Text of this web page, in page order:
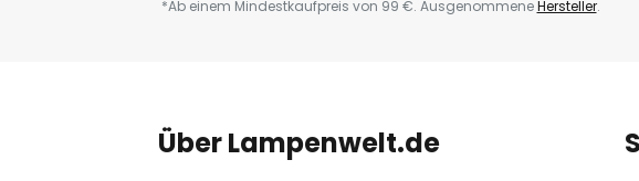
*Ab einem Mindestkaufpreis von 99 €. AusgenommeneHersteller.
Über Lampenwelt.de